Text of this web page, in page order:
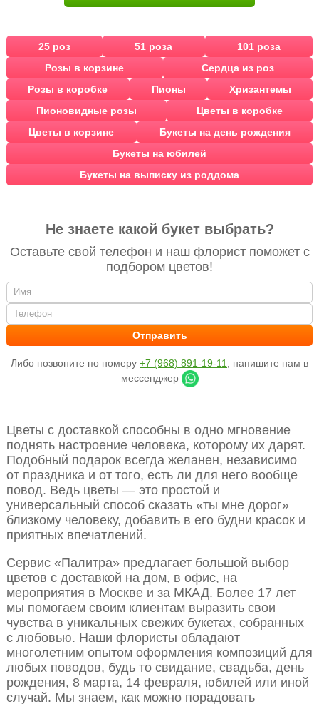
25 роз 51 роза
101 роза
Розы в корзине
Сердца из роз
Розы в коробке
Пионы
Хризантемы
Пионовидные розы
Цветы в коробке
Цветы в корзине
Букеты на день рождения
Букеты на юбилей
Букеты на выписку из роддома
Не знаете какой букет выбрать?
Оставьте свой телефон и наш флорист поможет с
подбором цветов!
Либо позвоните по номеру +7 (968) 891-19-11
, напишите нам в
мессенджер
Цветы с доставкой способны в одно мгновение
поднять настроение человека, которому их дарят.
Подобный подарок всегда желанен, независимо
от праздника и от того, есть ли для него вообще
повод. Ведь цветы — это простой и
универсальный способ сказать «ты мне дорог»
близкому человеку, добавить в его будни красок и
приятных впечатлений.
Сервис «Палитра» предлагает большой выбор
цветов с доставкой на дом, в офис, на
мероприятия в Москве и за МКАД. Более 17 лет
мы помогаем своим клиентам выразить свои
чувства в уникальных свежих букетах, собранных
с любовью. Наши флористы обладают
многолетним опытом оформления композиций для
любых поводов, будь то свидание, свадьба, день
рождения, 8 марта, 14 февраля, юбилей или иной
случай. Мы знаем, как можно порадовать